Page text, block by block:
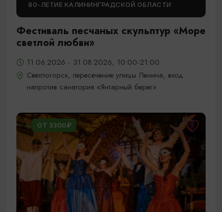
80-ЛЕТИЕ КАЛИНИНГРАДСКОЙ ОБЛАСТИ
Фестиваль песчаных скульптур «Море
светлой любви»
11.06.2026 - 31.08.2026, 10:00-21:00
Светлогорск, пересечение улицы Ленина, вход
напротив санатория «Янтарный берег»
ОТ 3300₽